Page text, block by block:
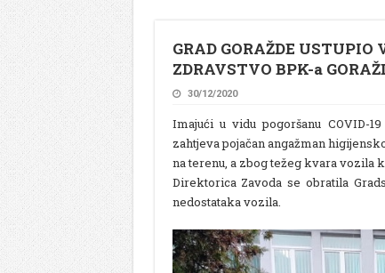
GRAD GORAŽDE
ZDRAVSTVO BPK-a
30/12/2020
Imajući u vidu pogoršanu COVID-
zahtjeva pojačan angažman
na terenu, a zbog težeg kvara vozila
Direktorica Zavoda se obratila
nedostataka vozila.